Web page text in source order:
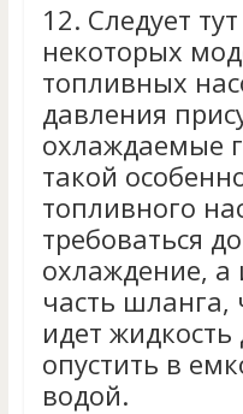
12. Следует
некоторых
топливных
давления
охлаждаемые
такой
топливного
требоваться
охлаждение,
часть шланга,
идет
опустить в
водой.